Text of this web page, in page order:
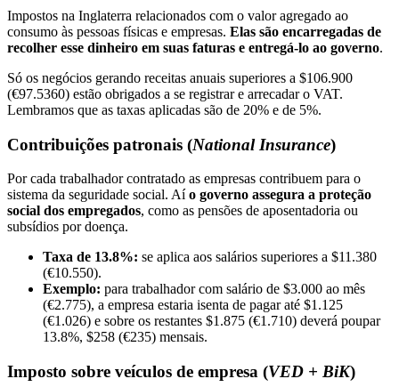
Impostos na Inglaterra relacionados com o valor agregado ao
consumo às pessoas físicas e empresas. Elas são encarregadas de
recolher esse dinheiro em suas faturas e entregá-lo ao governo.
Só os negócios gerando receitas anuais superiores a $106.900
(€97.5360) estão obrigados a se registrar e arrecadar o VAT.
Lembramos que as taxas aplicadas são de 20% e de 5%.
Contribuições patronais (National Insurance)
Por cada trabalhador contratado as empresas contribuem para o
sistema da seguridade social. Aío governo assegura a proteção
social dos empregados, como as pensões de aposentadoria ou
subsídios por doença.
Taxa de 13.8%: se aplica aos salários superiores a $11.380
(€10.550).
Exemplo: para trabalhador com salário de $3.000 ao mês
(€2.775), a empresa estaria isenta de pagar até $1.125
(€1.026) e sobre os restantes $1.875 (€1.710) deverá poupar
13.8%, $258 (€235) mensais.
Imposto sobre veículos de empresa (VED + BiK)